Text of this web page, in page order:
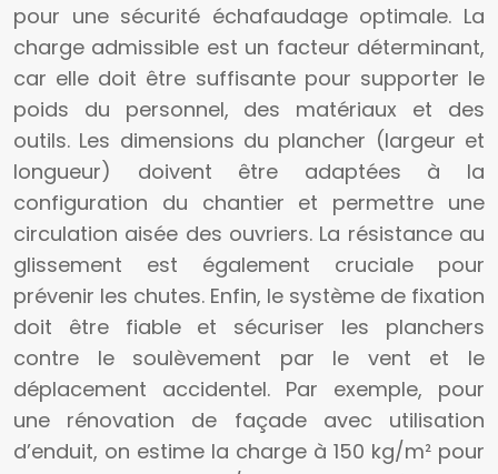
pour une sécurité échafaudage optimale. La
charge admissible est un facteur déterminant,
car elle doit être suffisante pour supporter le
poids du personnel, des matériaux et des
outils. Les dimensions du plancher (largeur et
longueur) doivent être adaptées à la
configuration du chantier et permettre une
circulation aisée des ouvriers. La résistance au
glissement est également cruciale pour
prévenir les chutes. Enfin, le système de fixation
doit être fiable et sécuriser les planchers
contre le soulèvement par le vent et le
déplacement accidentel. Par exemple, pour
une rénovation de façade avec utilisation
d’enduit, on estime la charge à 150 kg/m² pour